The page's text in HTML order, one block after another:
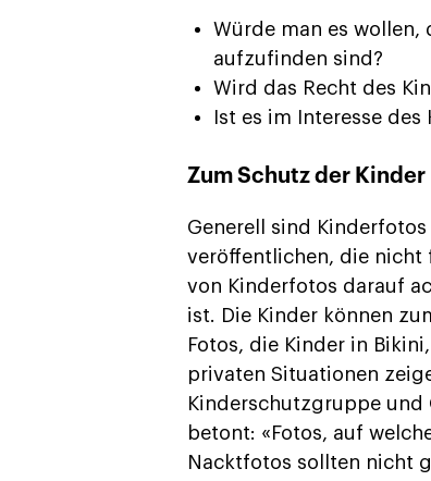
Würde man es wollen,
aufzufinden sind?
Wird das Recht des
Ist es im Interesse
Zum Schutz der Kinder
Generell sind
veröffentlichen, die nicht
von Kinderfotos darauf
ist. Die Kinder können
Fotos, die Kinder in
privaten Situationen
Kinderschutzgruppe und
betont: «Fotos, auf
Nacktfotos sollten nicht